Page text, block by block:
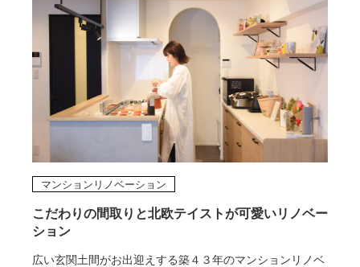
こだわりの間取りと北欧テイストが可愛いリノベー
ション
広い玄関土間がお出迎えする築４３年のマンションリノベ
マンションリノベーション